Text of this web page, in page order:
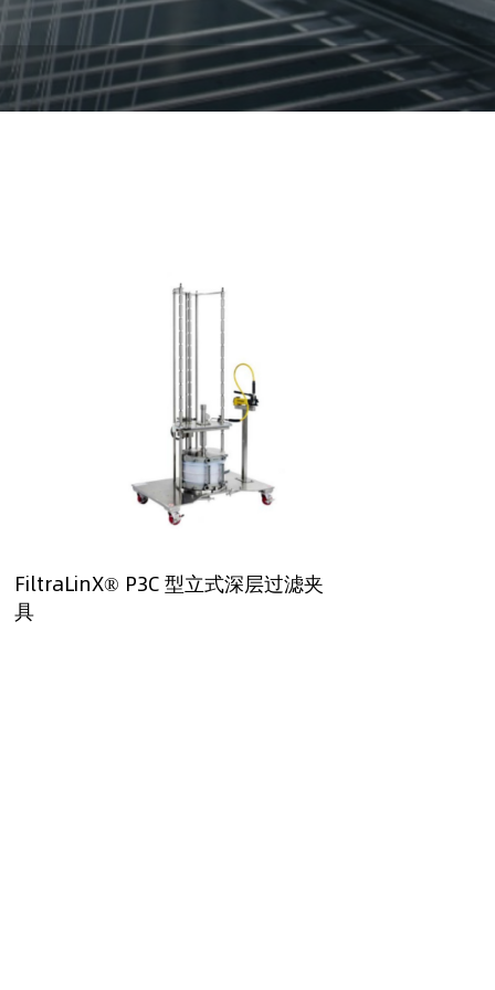
FiltraLinX® P3C 型立式深层过滤夹
具